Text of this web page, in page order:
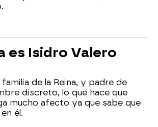
es Isidro Valero
de la Reina, y padre de
discreto, lo que hace que
mucho afecto ya que sabe que
él.